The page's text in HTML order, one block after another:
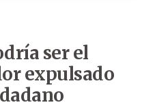
ser el
expulsado